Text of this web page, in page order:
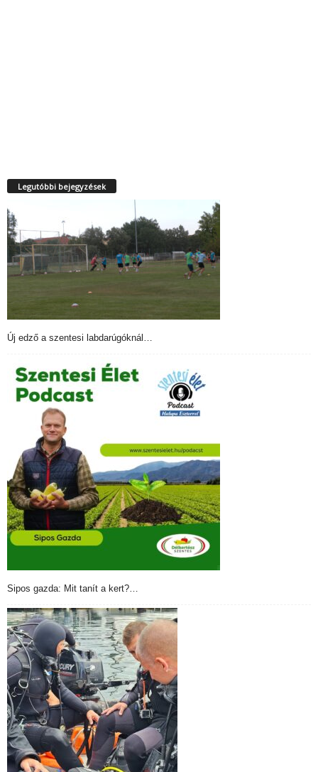
Legutóbbi bejegyzések
Új edző a szentesi labdarúgóknál…
Sipos gazda: Mit tanít a kert?…